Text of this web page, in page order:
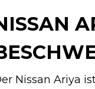
Nissan Ariya